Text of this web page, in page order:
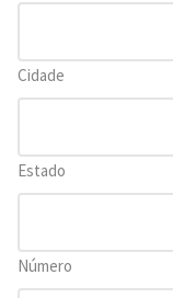
Cidade
Estado
Número